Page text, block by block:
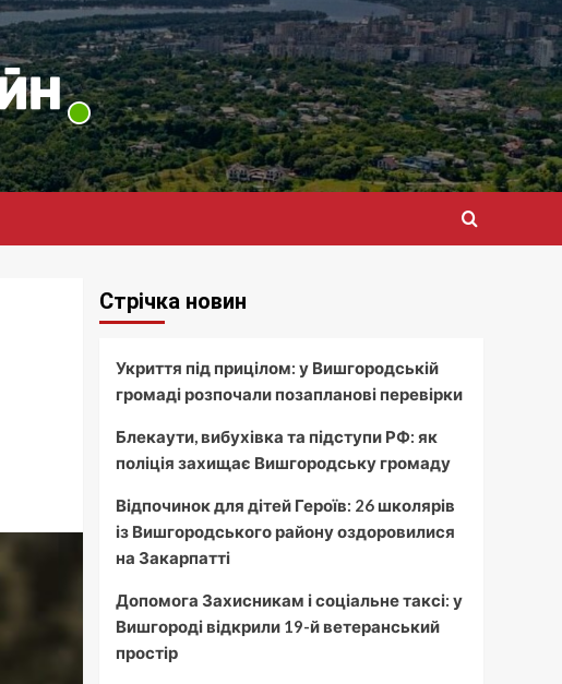
Стрічка новин
Укриття під прицілом: у Вишгородській
громаді розпочали позапланові перевірки
Блекаути, вибухівка та підступи РФ: як
поліція захищає Вишгородську громаду
Відпочинок для дітей Героїв: 26 школярів
із Вишгородського району оздоровилися
на Закарпатті
Допомога Захисникам і соціальне таксі: у
Вишгороді відкрили 19-й ветеранський
простір